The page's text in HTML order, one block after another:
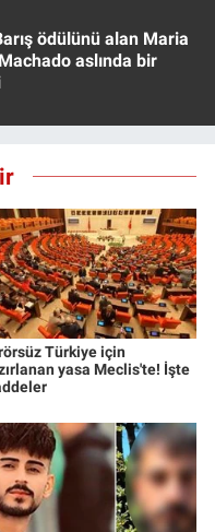
ödülünü alan Maria
aslında bir
Türkiye için
yasa Meclis'te! İşte